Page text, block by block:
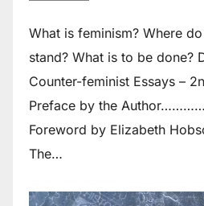
What is feminism? Where
stand? What is to be done?
Counter-feminist Essays –
Preface by the
Foreword by Elizabeth
The…